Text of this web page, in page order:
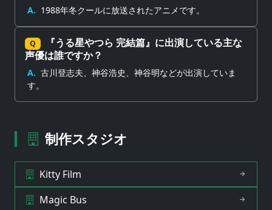
A. 1988年冬クールに放送されたアニメです。
Q
『うる星やつら 完結篇』に出演している主な
声優は誰ですか？
A. 古川登志夫、神谷浩史、神谷明などが出演していま
す。
制作スタジオ
Kitty Film
Magic Bus